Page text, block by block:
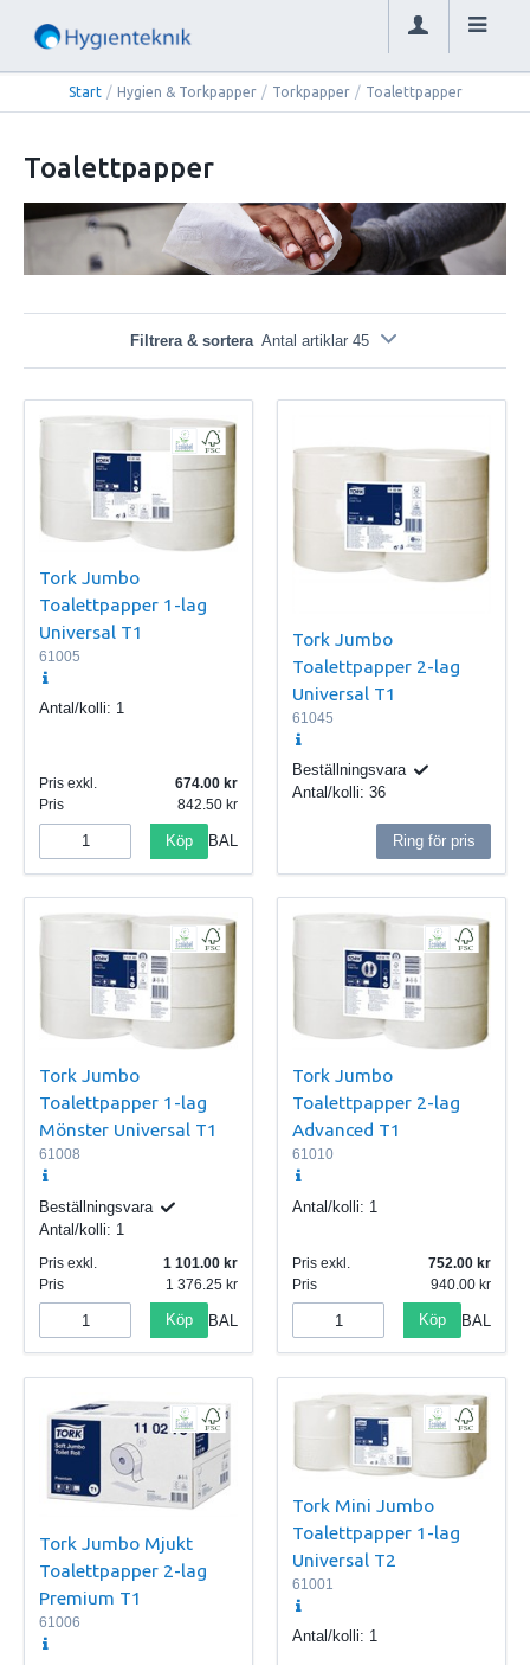
Start / Hygien & Torkpapper / Torkpapper / Toalettpapper
Toalettpapper
Filtrera & sortera Antal artiklar 45
Tork Jumbo
Toalettpapper 1-lag
Universal T1
61005
Antal/kolli: 1
Pris exkl.
674.00
Pris
842.50
Köp BAL
Tork Jumbo
Toalettpapper 2-lag
Universal T1
61045
Beställningsvara
Antal/kolli: 36
Ring för pris
Tork Jumbo
Toalettpapper 1-lag
Mönster Universal T1
61008
Beställningsvara
Antal/kolli: 1
Pris exkl.
1 101.00
Pris
1 376.25
Köp BAL
Tork Jumbo
Toalettpapper 2-lag
Advanced T1
61010
Antal/kolli: 1
Pris exkl.
752.00
Pris
940.00
Köp BAL
Tork Jumbo Mjukt
Toalettpapper 2-lag
Premium T1
61006
Tork Mini Jumbo
Toalettpapper 1-lag
Universal T2
61001
Antal/kolli: 1